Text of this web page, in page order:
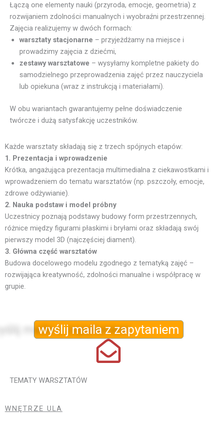
Łączą one elementy nauki (przyroda, emocje, geometria) z
rozwijaniem zdolności manualnych i wyobraźni przestrzennej.
Zajęcia realizujemy w dwóch formach:
warsztaty stacjonarne – przyjeżdżamy na miejsce i
prowadzimy zajęcia z dziećmi,
zestawy warsztatowe – wysyłamy kompletne pakiety do
samodzielnego przeprowadzenia zajęć przez nauczyciela
lub opiekuna (wraz z instrukcją i materiałami).
W obu wariantach gwarantujemy pełne doświadczenie
twórcze i dużą satysfakcję uczestników.
Każde warsztaty składają się z trzech spójnych etapów:
1. Prezentacja i wprowadzenie
Krótka, angażująca prezentacja multimedialna z ciekawostkami i
wprowadzeniem do tematu warsztatów (np. pszczoły, emocje,
zdrowe odżywianie).
2. Nauka podstaw i model próbny
Uczestnicy poznają podstawy budowy form przestrzennych,
różnice między figurami płaskimi i bryłami oraz składają swój
pierwszy model 3D (najczęściej diament).
3. Główna część warsztatów
Budowa docelowego modelu zgodnego z tematyką zajęć –
rozwijająca kreatywność, zdolności manualne i współpracę w
grupie.
wyślij maila z zapytaniem
TEMATY WARSZTATÓW
WNĘTRZE ULA